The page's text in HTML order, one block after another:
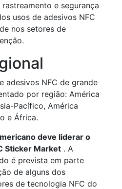
e segurança
usos de adesivos NFC
nos setores de
adesivos NFC de grande
por região: América
Pacífico, América
e África.
deve liderar o
Sticker Market . A
é prevista em parte
de alguns dos
de tecnologia NFC do